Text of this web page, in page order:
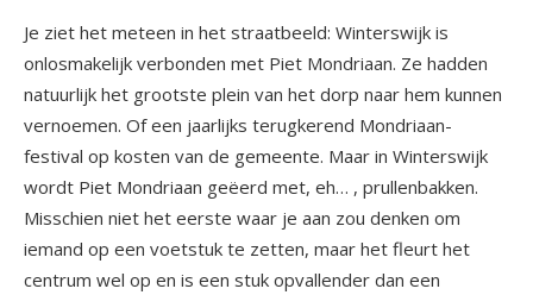
Je ziet het meteen in het straatbeeld: Winterswijk is
onlosmakelijk verbonden met Piet Mondriaan. Ze hadden
natuurlijk het grootste plein van het dorp naar hem kunnen
vernoemen. Of een jaarlijks terugkerend Mondriaan-
festival op kosten van de gemeente. Maar in Winterswijk
wordt Piet Mondriaan geëerd met, eh… , prullenbakken.
Misschien niet het eerste waar je aan zou denken om
iemand op een voetstuk te zetten, maar het fleurt het
centrum wel op en is een stuk opvallender dan een